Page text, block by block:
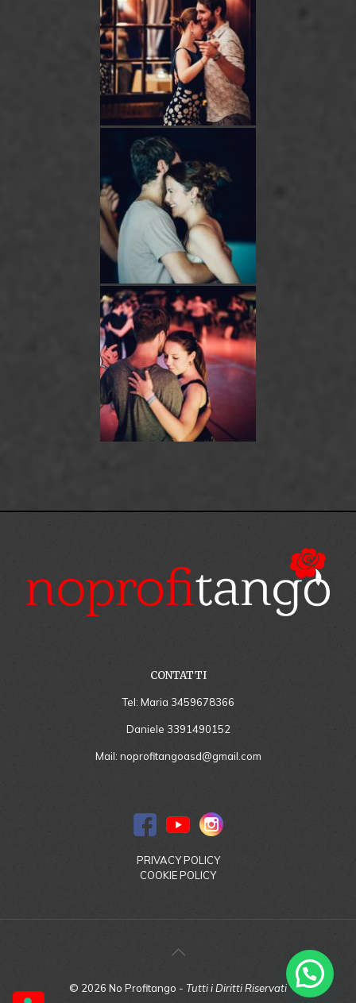
CONTATTI
Tel: Maria 3459678366
Daniele 3391490152
Mail: noprofitangoasd@gmail.com
PRIVACY POLICY
COOKIE POLICY
© 2026 No Profitango - Tutti i Diritti Riservati